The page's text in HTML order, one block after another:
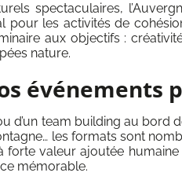
spectaculaires,
les activités de
aux objectifs :
nature.
événements
d’un team building au
les formats sont
valeur ajoutée
mémorable.